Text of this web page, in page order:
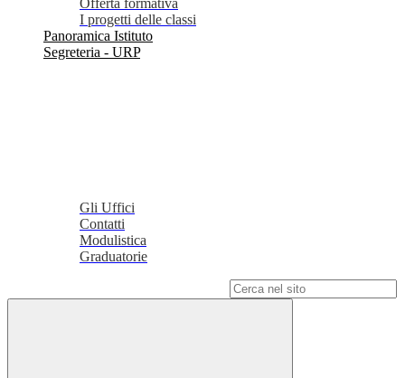
Offerta formativa
I progetti delle classi
Panoramica Istituto
Segreteria - URP
Gli Uffici
Contatti
Modulistica
Graduatorie